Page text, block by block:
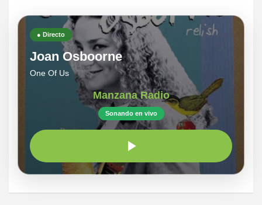
● Directo
Joan Osboorne
One Of Us
Manzana Radio
Sonando en vivo